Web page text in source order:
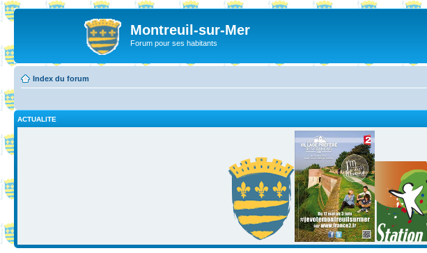
Montreuil-sur-Mer
Forum pour ses habitants
Index du forum
ACTUALITE